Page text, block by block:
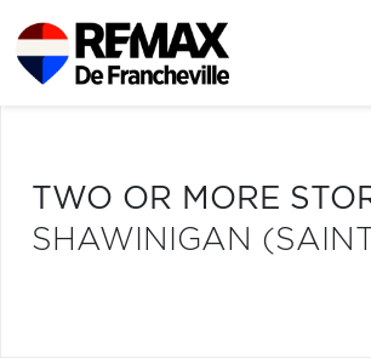
TWO OR MORE
SHAWINIGAN